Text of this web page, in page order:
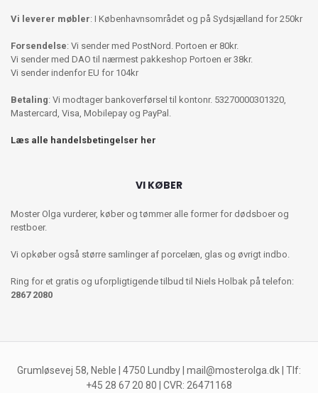
Vi leverer møbler: I Københavnsområdet og på Sydsjælland for 250kr
Forsendelse: Vi sender med PostNord. Portoen er 80kr.
Vi sender med DAO til nærmest pakkeshop Portoen er 38kr.
Vi sender indenfor EU for 104kr
Betaling: Vi modtager bankoverførsel til kontonr. 53270000301320,
Mastercard, Visa, Mobilepay og PayPal.
Læs alle handelsbetingelser her
VI KØBER
Moster Olga vurderer, køber og tømmer alle former for dødsboer og
restboer.
Vi opkøber også større samlinger af porcelæn, glas og øvrigt indbo.
Ring for et gratis og uforpligtigende tilbud til Niels Holbak på telefon:
2867 2080
Grumløsevej 58, Neble | 4750 Lundby | mail@mosterolga.dk | Tlf:
+45 28 67 20 80 | CVR: 26471168